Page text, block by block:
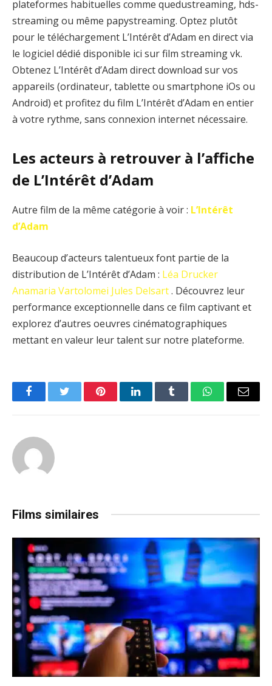
plateformes habituelles comme quedustreaming, hds-
streaming ou même papystreaming. Optez plutôt
pour le téléchargement L’Intérêt d’Adam en direct via
le logiciel dédié disponible ici sur film streaming vk.
Obtenez L’Intérêt d’Adam direct download sur vos
appareils (ordinateur, tablette ou smartphone iOs ou
Android) et profitez du film L’Intérêt d’Adam en entier
à votre rythme, sans connexion internet nécessaire.
Les acteurs à retrouver à l’affiche
de L’Intérêt d’Adam
Autre film de la même catégorie à voir : L’Intérêt
d’Adam
Beaucoup d’acteurs talentueux font partie de la
distribution de L’Intérêt d’Adam : Léa Drucker
Anamaria Vartolomei Jules Delsart. Découvrez leur
performance exceptionnelle dans ce film captivant et
explorez d’autres oeuvres cinématographiques
mettant en valeur leur talent sur notre plateforme.
FacebookTwitter PinterestLinkedInTumblr WhatsAppEmail
Films similaires